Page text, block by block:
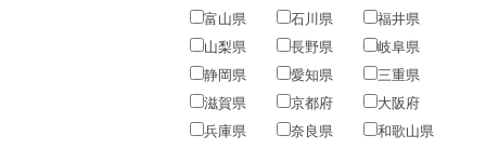
富山県
石川県
福井県
山梨県
長野県
岐阜県
静岡県
愛知県
三重県
滋賀県
京都府
大阪府
兵庫県
奈良県
和歌山県